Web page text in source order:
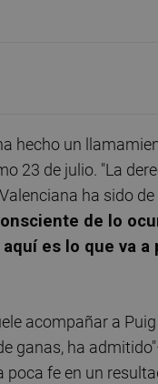
hecho un
23 de julio. "La
ha sido
de lo
es lo que va a
acompañar a
ganas, ha
poca fe en un